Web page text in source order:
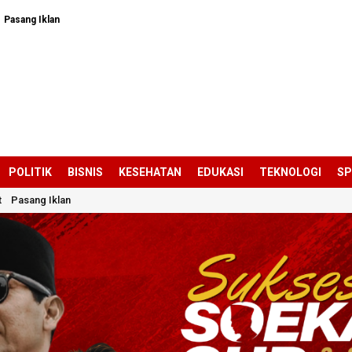
Pasang Iklan
POLITIK BISNIS KESEHATAN EDUKASI TEKNOLOGI
Pasang Iklan